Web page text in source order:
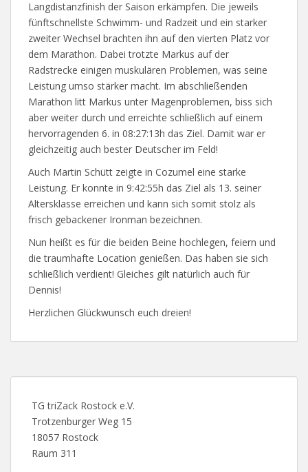
Langdistanzfinish der Saison erkämpfen. Die jeweils
fünftschnellste Schwimm- und Radzeit und ein starker
zweiter Wechsel brachten ihn auf den vierten Platz vor
dem Marathon. Dabei trotzte Markus auf der
Radstrecke einigen muskulären Problemen, was seine
Leistung umso stärker macht. Im abschließenden
Marathon litt Markus unter Magenproblemen, biss sich
aber weiter durch und erreichte schließlich auf einem
hervorragenden 6. in 08:27:13h das Ziel. Damit war er
gleichzeitig auch bester Deutscher im Feld!
Auch Martin Schütt zeigte in Cozumel eine starke
Leistung. Er konnte in 9:42:55h das Ziel als 13. seiner
Altersklasse erreichen und kann sich somit stolz als
frisch gebackener Ironman bezeichnen.
Nun heißt es für die beiden Beine hochlegen, feiern und
die traumhafte Location genießen. Das haben sie sich
schließlich verdient! Gleiches gilt natürlich auch für
Dennis!
Herzlichen Glückwunsch euch dreien!
TG triZack Rostock e.V.
Trotzenburger Weg 15
18057 Rostock
Raum 311